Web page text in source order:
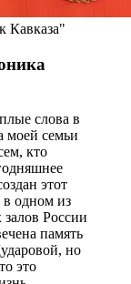
Кавказа"
слова в
моей семьи
кто
этот
в одном из
России
память
но
это